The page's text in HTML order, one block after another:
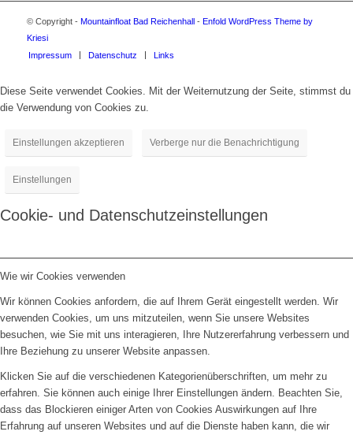
© Copyright - Mountainfloat Bad Reichenhall- Enfold WordPress Theme by
Kriesi
Impressum
Datenschutz Links
Diese Seite verwendet Cookies. Mit der Weiternutzung der Seite, stimmst du
die Verwendung von Cookies zu.
Einstellungen akzeptieren Verberge nur die Benachrichtigung
Einstellungen
Cookie- und Datenschutzeinstellungen
Wie wir Cookies verwenden
Wir können Cookies anfordern, die auf Ihrem Gerät eingestellt werden. Wir
verwenden Cookies, um uns mitzuteilen, wenn Sie unsere Websites
besuchen, wie Sie mit uns interagieren, Ihre Nutzererfahrung verbessern und
Ihre Beziehung zu unserer Website anpassen.
Klicken Sie auf die verschiedenen Kategorienüberschriften, um mehr zu
erfahren. Sie können auch einige Ihrer Einstellungen ändern. Beachten Sie,
dass das Blockieren einiger Arten von Cookies Auswirkungen auf Ihre
Erfahrung auf unseren Websites und auf die Dienste haben kann, die wir